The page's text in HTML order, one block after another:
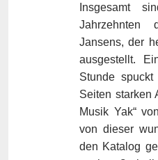
Insgesamt
Jahrzehnten
Jansens, der
ausgestellt.
Stunde
Seiten starken
Musik Yak“
von dieser
den Katalog